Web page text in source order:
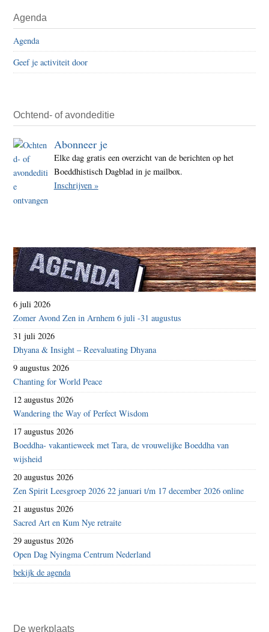
Agenda
Agenda
Geef je activiteit door
Ochtend- of avondeditie
Abonneer je
Elke dag gratis een overzicht van de berichten op het
Boeddhistisch Dagblad in je mailbox.
Inschrijven »
6 juli 2026
Zomer Avond Zen in Arnhem 6 juli -31 augustus
31 juli 2026
Dhyana & Insight – Reevaluating Dhyana
9 augustus 2026
Chanting for World Peace
12 augustus 2026
Wandering the Way of Perfect Wisdom
17 augustus 2026
Boeddha- vakantieweek met Tara, de vrouwelijke Boeddha van
wijsheid
20 augustus 2026
Zen Spirit Leesgroep 2026 22 januari t/m 17 december 2026 online
21 augustus 2026
Sacred Art en Kum Nye retraite
29 augustus 2026
Open Dag Nyingma Centrum Nederland
bekijk de agenda
De werkplaats